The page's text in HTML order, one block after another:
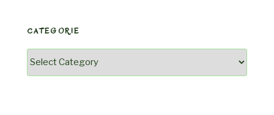
CATEGORIE
Categorie